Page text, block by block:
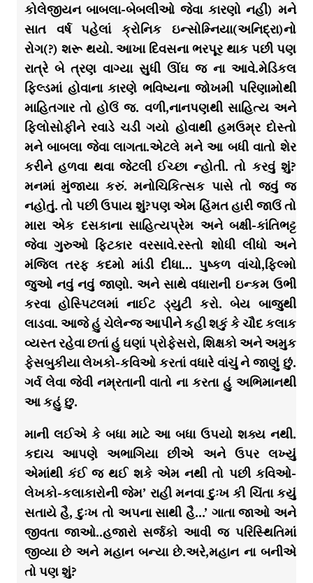
કોલેજીયન બાબલા-બેબલીઓ જેવા કારણો નહીં) મને
સાત વર્ષ પહેલાં ક્રોનિક ઇન્સોમ્નિયા(અનિદ્રા)નો
રોગ(?) શરૂ થયો. આખા દિવસના ભરપૂર થાક પછી પણ
રાત્રે બે ત્રણ વાગ્યા સુધી ઊંઘ જ ના આવે.મેડિકલ
ફિલ્ડમાં હોવાના કારણે ભવિષ્યના જોખમી પરિણામોથી
માહિતગાર તો હોઉં જ. વળી,નાનપણથી સાહિત્ય અને
ફિલોસોફીને રવાડે ચડી ગયો હોવાથી હમઉમ્ર દોસ્તો
મને બાબલા જેવા લાગતા.એટલે મને આ બધી વાતો શેર
કરીને હળવા થવા જેટલી ઈચ્છા ન્હોતી. તો કરવું શું?
મનમાં મુંજાયા કરું. મનોચિકિત્સક પાસે તો જવું જ
નહોતું. તો પછી ઉપાય શું?પણ એમ હિંમત હારી જાઉં તો
મારા એક દસકાના સાહિત્યપ્રેમ અને બક્ષી-કાંતિભટ્ટ
જેવા ગુરુઓ ફિટકાર વરસાવે.રસ્તો શોધી લીધો અને
મંજિલ તરફ કદમો માંડી દીધા… પુષ્કળ વાંચો,ફિલ્મો
જુઓ નવું નવું જાણો. અને સાથે વધારાની ઇન્કમ ઉભી
કરવા હોસ્પિટલમાં નાઈટ ડ્યુટી કરો. બેય બાજુથી
લાડવા. આજે હું ચેલેન્જ આપીને કહી શકું કે ચૌદ કલાક
વ્યસ્ત રહેવા છતાં હું ઘણાં પ્રોફેસરો, શિક્ષકો અને અમુક
ફેસબુકીયા લેખકો-કવિઓ કરતાં વધારે વાંચું ને જાણું છું.
ગર્વ લેવા જેવી નમ્રતાની વાતો ના કરતા હું અભિમાનથી
આ કહું છુ.
માની લઈએ કે બધા માટે આ બધા ઉપયો શક્ય નથી.
કદાચ આપણે અભાગિયા છીએ અને ઉપર લખ્યું
એમાંથી કંઈ જ થઈ શકે એમ નથી તો પછી કવિઓ-
લેખકો-કલાકારોની જેમ’ રાહી મનવા દુઃખ કી ચિંતા કયું
સતાયે હૈ, દુઃખ તો અપના સાથી હૈ…’ ગાતા જાઓ અને
જીવતા જાઓ..હજારો સર્જકો આવી જ પરિસ્થિતિમાં
જીવ્યા છે અને મહાન બન્યા છે.અરે,મહાન ના બનીએ
તો પણ શું?